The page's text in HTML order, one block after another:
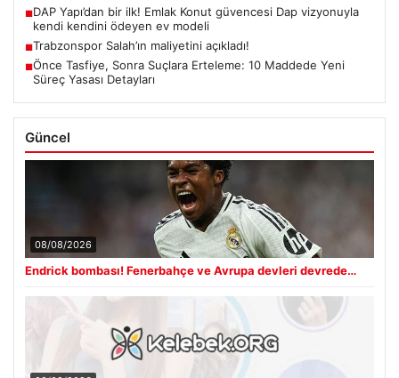
■DAP Yapı’dan bir ilk! Emlak Konut güvencesi Dap vizyonuyla
kendi kendini ödeyen ev modeli
■Trabzonspor Salah’ın maliyetini açıkladı!
■Önce Tasfiye, Sonra Suçlara Erteleme: 10 Maddede Yeni
Süreç Yasası Detayları
Güncel
08/08/2026
Endrick bombası! Fenerbahçe ve Avrupa devleri devrede…